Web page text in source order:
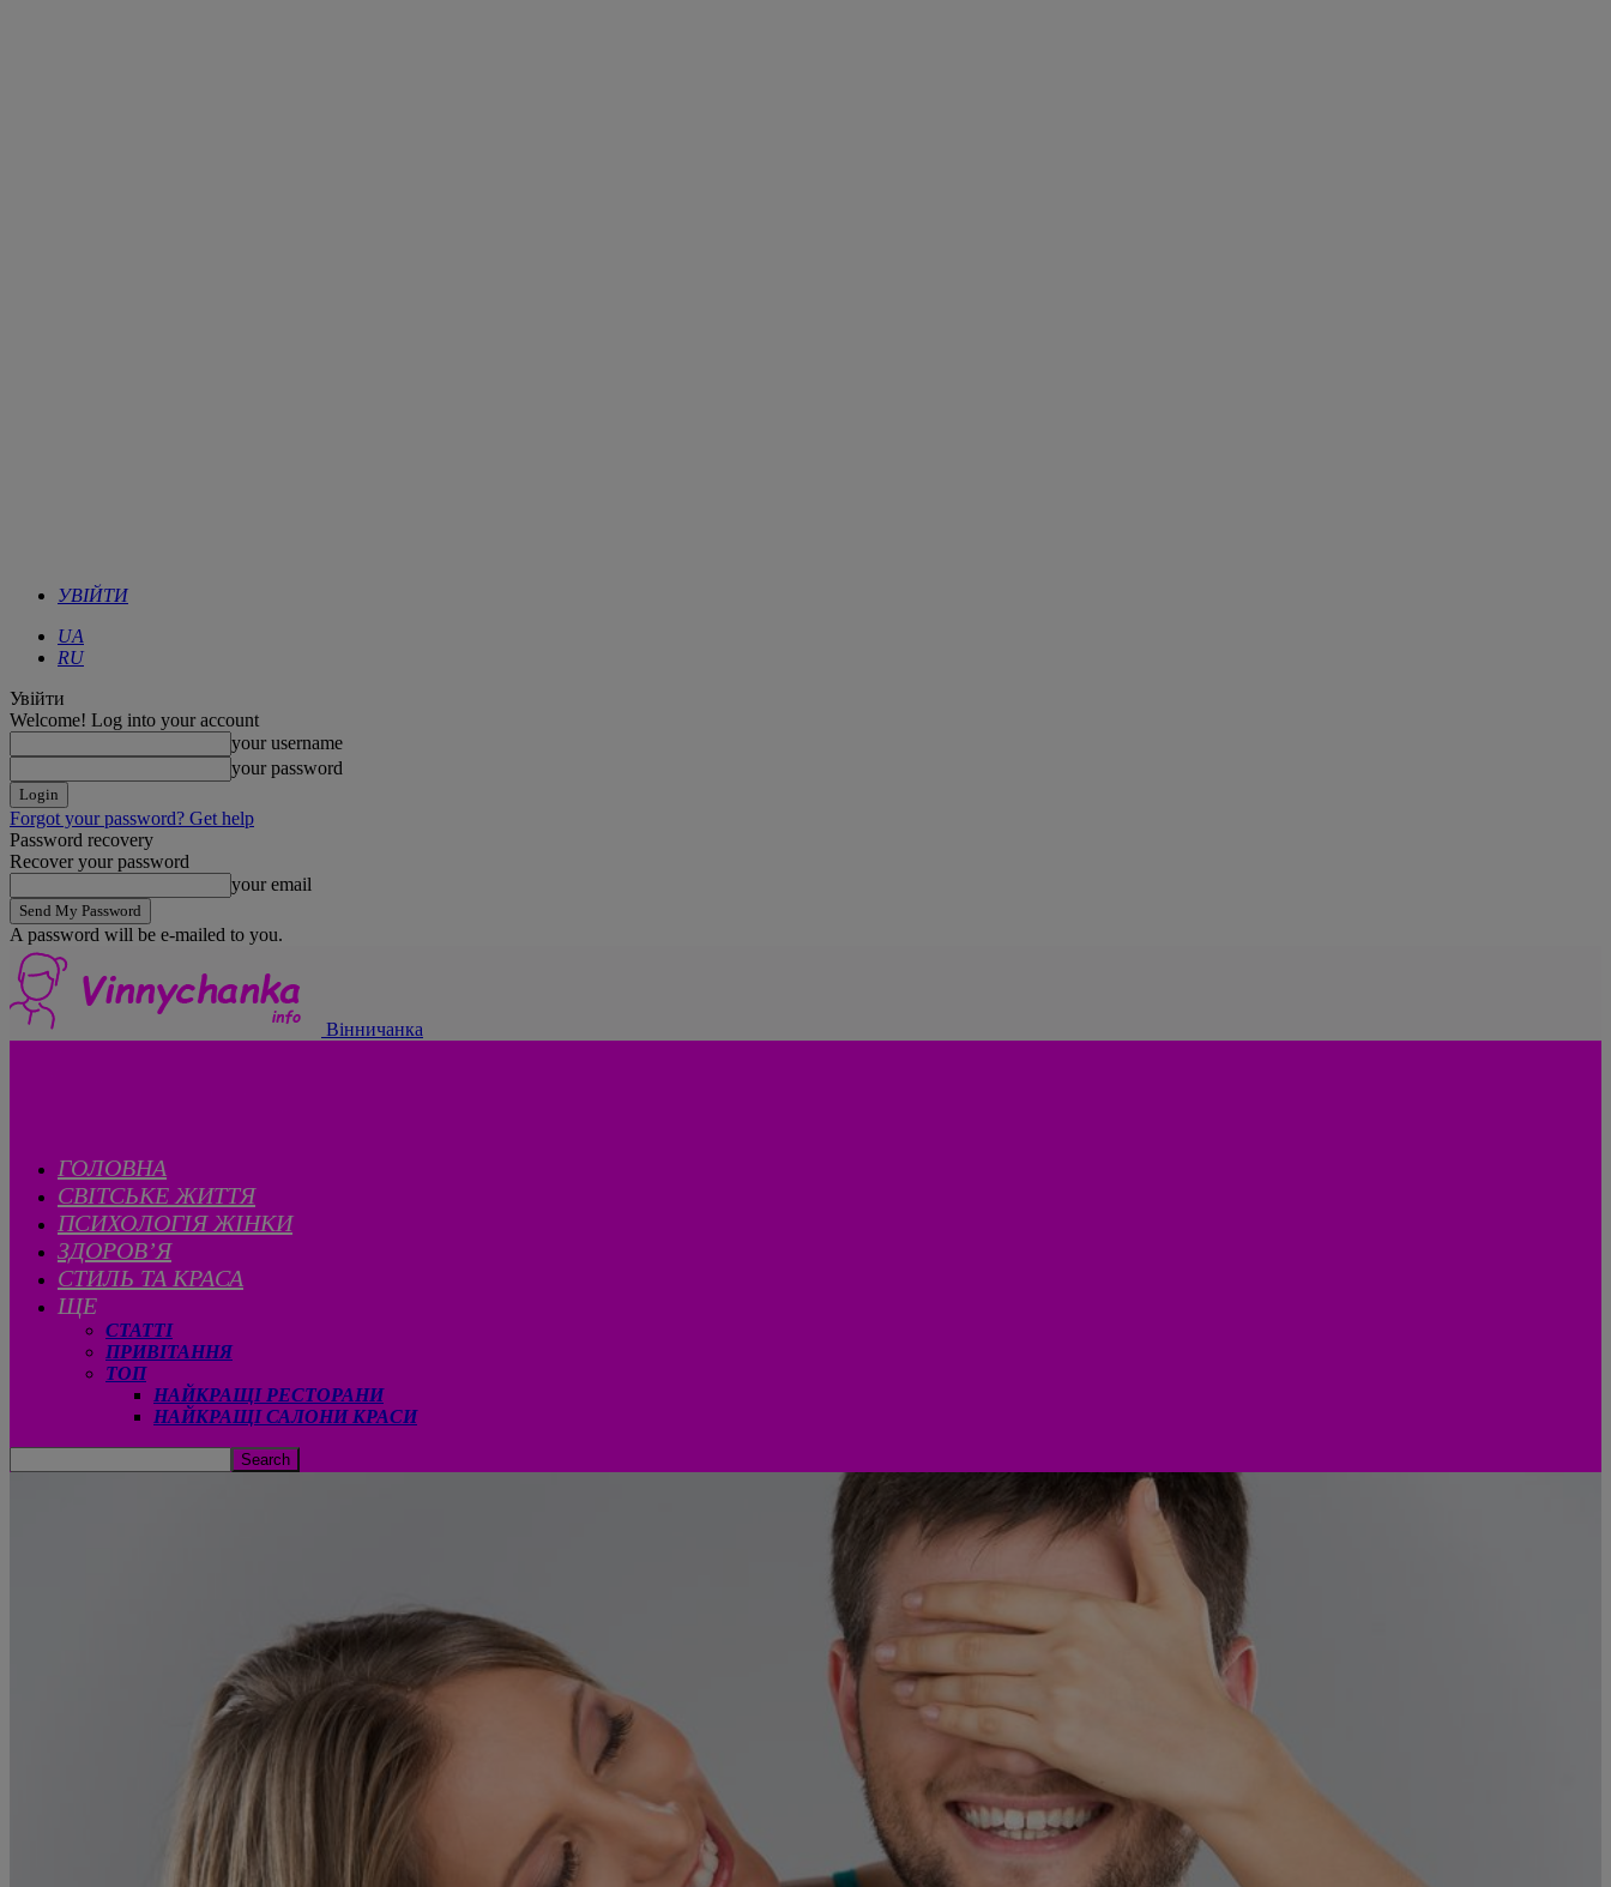
УВІЙТИ
UA
RU
Увійти
Welcome! Log into your account
your username
your password
Forgot your password? Get help
Password recovery
Recover your password
your email
A password will be e-mailed to you.
Вінничанка
ГОЛОВНА
CВІТСЬКЕ ЖИТТЯ
ПСИХОЛОГІЯ ЖІНКИ
ЗДОРОВ’Я
СТИЛЬ ТА КРАСА
ЩЕ
СТАТТІ
ПРИВІТАННЯ
ТОП
НАЙКРАЩІ РЕСТОРАНИ
НАЙКРАЩІ САЛОНИ КРАСИ